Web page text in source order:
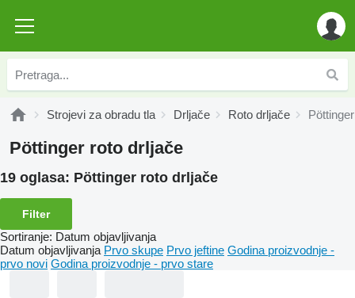
Strojevi za obradu tla Drljače Roto drljače
Pöttinger roto drljače
19 oglasa: Pöttinger roto drljače
Filter
Sortiranje: Datum objavljivanja
Datum objavljivanja Prvo skupe Prvo jeftine Godina proizvodnje -
prvo novi Godina proizvodnje - prvo stare